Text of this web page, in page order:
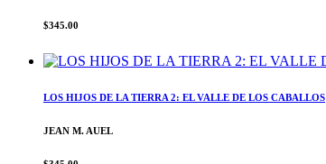
$345.00
LOS HIJOS DE LA TIERRA 2: EL VALLE DE LOS CABALLOS
JEAN M. AUEL